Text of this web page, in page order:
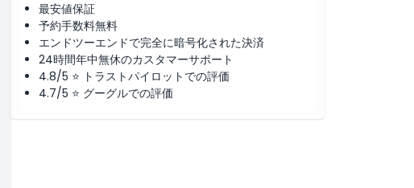
最安値保証
予約手数料無料
エンドツーエンドで完全に暗号化された決済
24時間年中無休のカスタマーサポート
4.8/5 ⭐ トラストパイロットでの評価
4.7/5 ⭐ グーグルでの評価